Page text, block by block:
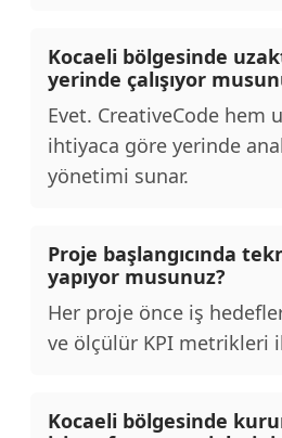
Kocaeli bölgesinde
yerinde çalışıyor
Evet. CreativeCode hem
ihtiyaca göre yerinde
yönetimi sunar.
Proje başlangıcında
yapıyor musunuz?
Her proje önce iş
ve ölçülür KPI metrikleri
Kocaeli bölgesinde